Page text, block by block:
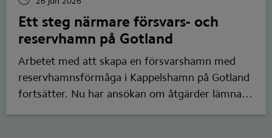
Ett steg närmare försvars- och
reservhamn på Gotland
Arbetet med att skapa en försvarshamn med
reservhamnsförmåga i Kappelshamn på Gotland
fortsätter. Nu har ansökan om åtgärder lämnats